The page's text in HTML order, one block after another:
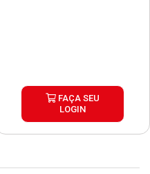
FAÇA SEU
LOGIN